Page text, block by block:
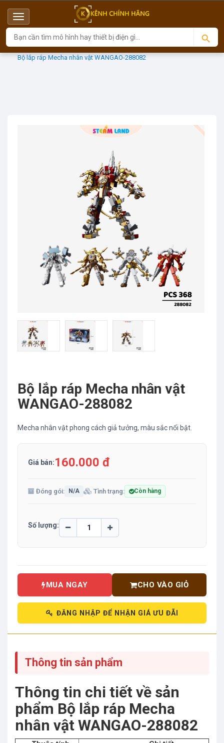
Menu
Top
Sản phẩm WANGAO (Độc quyền)
Bộ lắp ráp Mecha nhân vật WANGAO-288082
Bộ lắp ráp Mecha nhân vật
WANGAO-288082
Mecha nhân vật phong cách giả tưởng, màu sắc nổi bật.
Giá bán:160.000 đ
Đóng gói: N/A Tình trạng: Còn hàng
Số lượng:
MUA NGAY CHO VÀO GIỎ
ĐĂNG NHẬP ĐỂ NHẬN GIÁ ƯU ĐÃI
Thông tin sản phẩm
Thông tin chi tiết về sản
phẩm Bộ lắp ráp Mecha
nhân vật WANGAO-288082